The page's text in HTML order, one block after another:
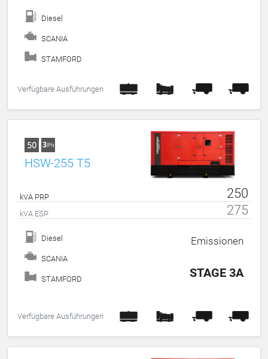
Diesel
SCANIA
STAMFORD
Verfügbare Ausführungen
HSW-255 T5
kVA PRP 250
kVA ESP 275
Diesel
SCANIA
STAMFORD
Emissionen
STAGE 3A
Verfügbare Ausführungen